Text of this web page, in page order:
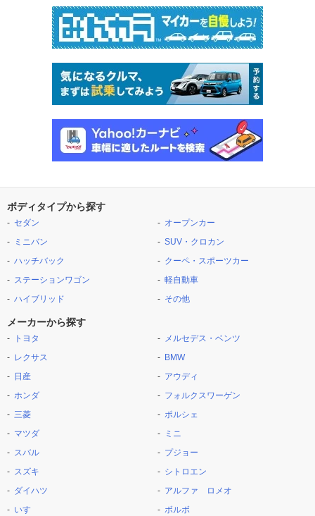
ボディタイプから探す
セダン
ミニバン
ハッチバック
ステーションワゴン
ハイブリッド
オープンカー
SUV・クロカン
クーペ・スポーツカー
軽自動車
その他
メーカーから探す
トヨタ
レクサス
日産
ホンダ
三菱
マツダ
スバル
スズキ
ダイハツ
いすゞ
メルセデス・ベンツ
BMW
アウディ
フォルクスワーゲン
ポルシェ
ミニ
プジョー
シトロエン
アルファ ロメオ
ボルボ